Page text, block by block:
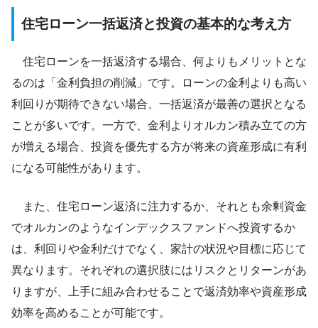
住宅ローン一括返済と投資の基本的な考え方
住宅ローンを一括返済する場合、何よりもメリットとな
るのは「金利負担の削減」です。ローンの金利よりも高い
利回りが期待できない場合、一括返済が最善の選択となる
ことが多いです。一方で、金利よりオルカン積み立ての方
が増える場合、投資を優先する方が将来の資産形成に有利
になる可能性があります。
また、住宅ローン返済に注力するか、それとも余剰資金
でオルカンのようなインデックスファンドへ投資するか
は、利回りや金利だけでなく、家計の状況や目標に応じて
異なります。それぞれの選択肢にはリスクとリターンがあ
りますが、上手に組み合わせることで返済効率や資産形成
効率を高めることが可能です。